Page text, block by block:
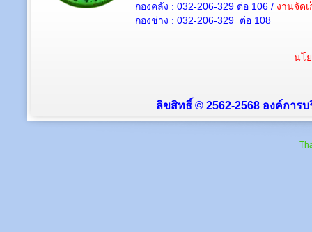
กองคลัง : 032-206-329 ต่อ 106 / งานจัด
กองช่าง : 032-206-329 ต่อ 108
นโ
ลิขสิทธิ์ © 2562-2568 องค์การ